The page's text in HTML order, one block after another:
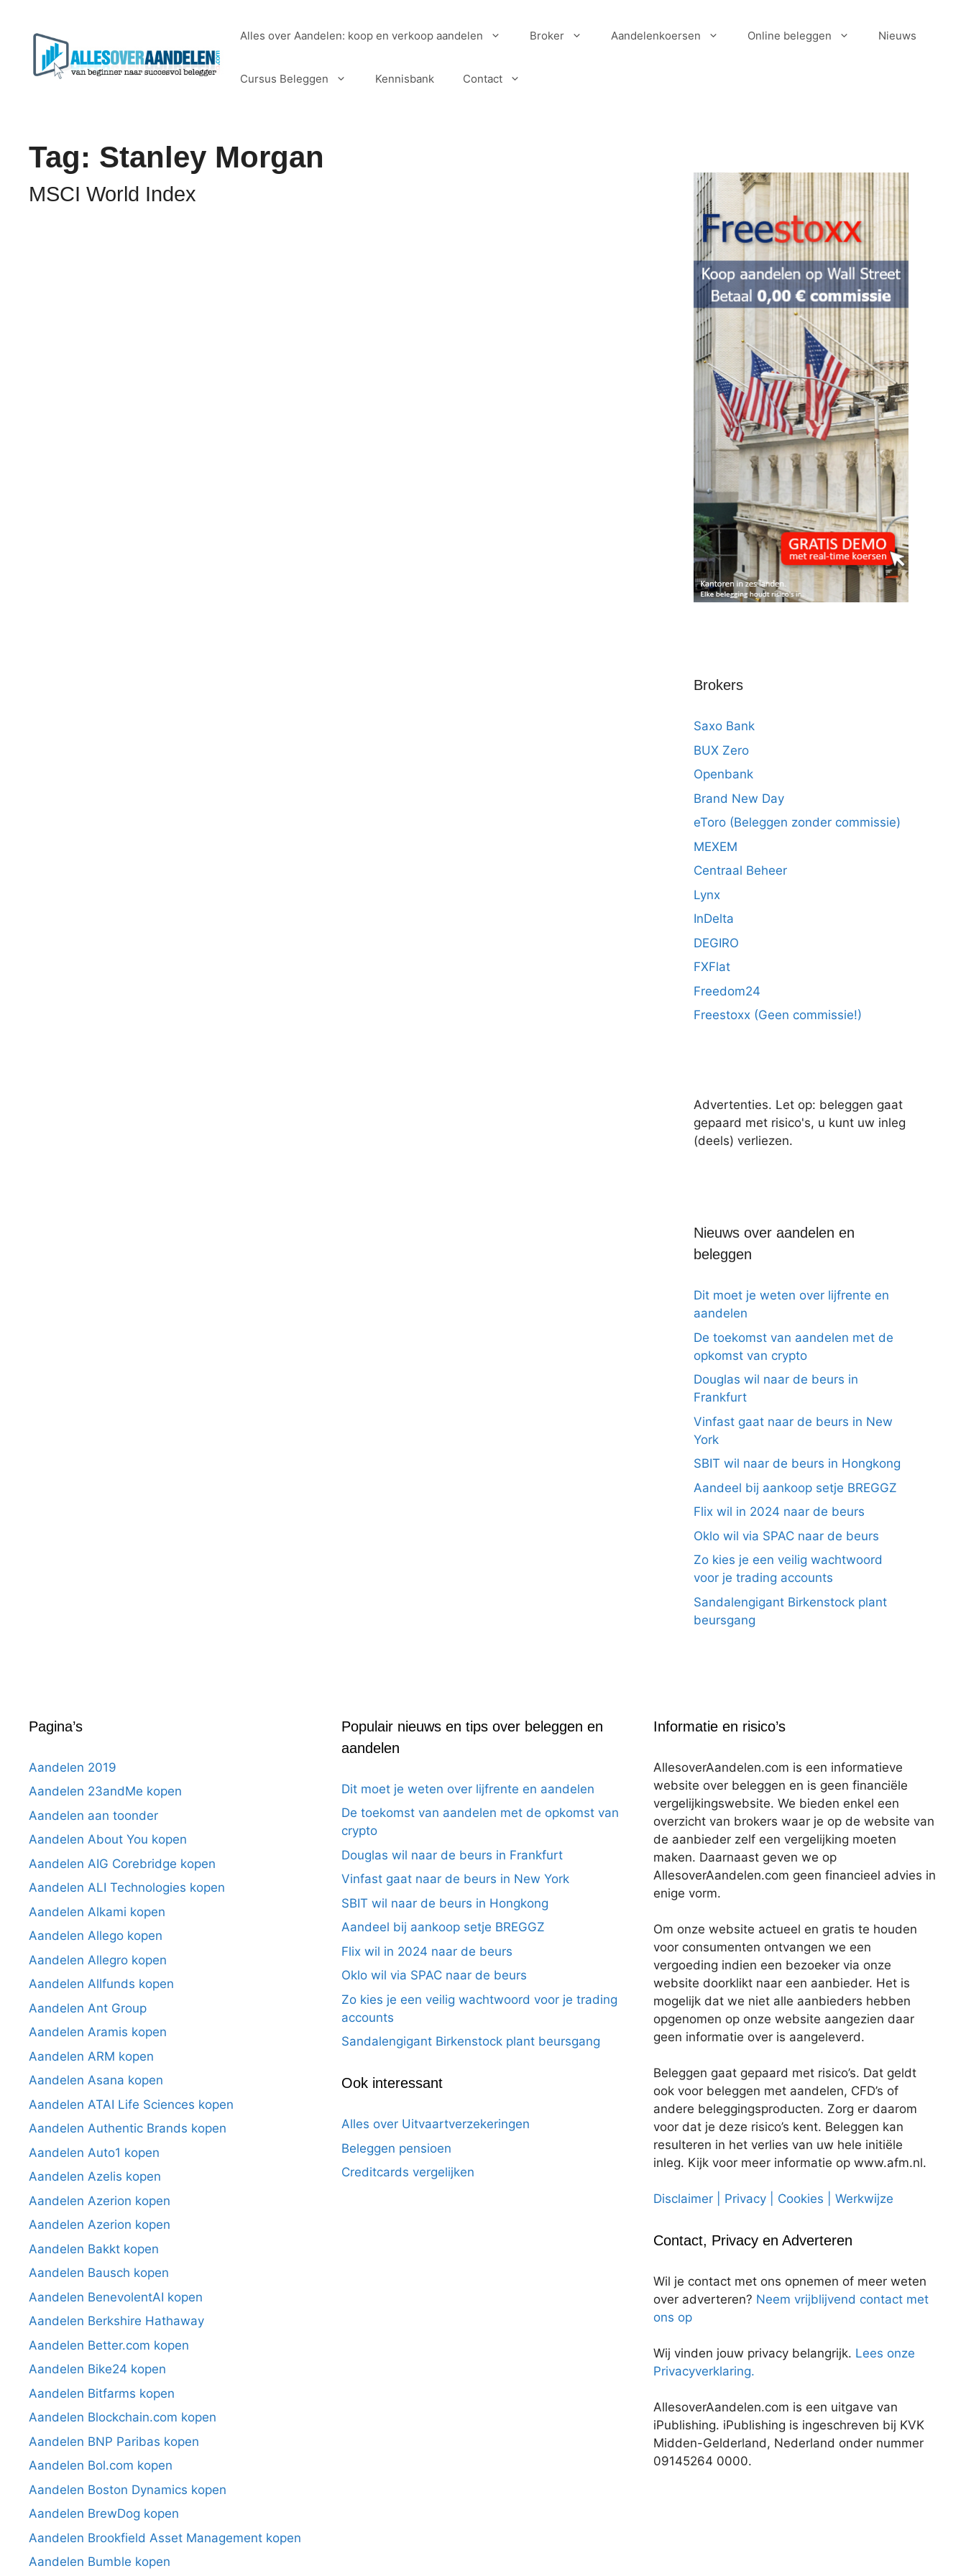
Alles over Aandelen: koop en verkoop aandelen Broker Aandelenkoersen Online beleggen Nieuws
Cursus Beleggen Kennisbank Contact
Tag: Stanley Morgan
MSCI World Index
Brokers
Saxo Bank
BUX Zero
Openbank
Brand New Day
eToro (Beleggen zonder commissie)
MEXEM
Centraal Beheer
Lynx
InDelta
DEGIRO
FXFlat
Freedom24
Freestoxx (Geen commissie!)
Advertenties. Let op: beleggen gaat
gepaard met risico's, u kunt uw inleg
(deels) verliezen.
Nieuws over aandelen en
beleggen
Dit moet je weten over lijfrente en
aandelen
De toekomst van aandelen met de
opkomst van crypto
Douglas wil naar de beurs in
Frankfurt
Vinfast gaat naar de beurs in New
York
SBIT wil naar de beurs in Hongkong
Aandeel bij aankoop setje BREGGZ
Flix wil in 2024 naar de beurs
Oklo wil via SPAC naar de beurs
Zo kies je een veilig wachtwoord
voor je trading accounts
Sandalengigant Birkenstock plant
beursgang
Pagina’s
Aandelen 2019
Aandelen 23andMe kopen
Aandelen aan toonder
Aandelen About You kopen
Aandelen AIG Corebridge kopen
Aandelen ALI Technologies kopen
Aandelen Alkami kopen
Aandelen Allego kopen
Aandelen Allegro kopen
Aandelen Allfunds kopen
Aandelen Ant Group
Aandelen Aramis kopen
Aandelen ARM kopen
Aandelen Asana kopen
Aandelen ATAI Life Sciences kopen
Aandelen Authentic Brands kopen
Aandelen Auto1 kopen
Aandelen Azelis kopen
Aandelen Azerion kopen
Aandelen Azerion kopen
Aandelen Bakkt kopen
Aandelen Bausch kopen
Aandelen BenevolentAI kopen
Aandelen Berkshire Hathaway
Aandelen Better.com kopen
Aandelen Bike24 kopen
Aandelen Bitfarms kopen
Aandelen Blockchain.com kopen
Aandelen BNP Paribas kopen
Aandelen Bol.com kopen
Aandelen Boston Dynamics kopen
Aandelen BrewDog kopen
Aandelen Brookfield Asset Management kopen
Aandelen Bumble kopen
Populair nieuws en tips over beleggen en
aandelen
Dit moet je weten over lijfrente en aandelen
De toekomst van aandelen met de opkomst van
crypto
Douglas wil naar de beurs in Frankfurt
Vinfast gaat naar de beurs in New York
SBIT wil naar de beurs in Hongkong
Aandeel bij aankoop setje BREGGZ
Flix wil in 2024 naar de beurs
Oklo wil via SPAC naar de beurs
Zo kies je een veilig wachtwoord voor je trading
accounts
Sandalengigant Birkenstock plant beursgang
Ook interessant
Alles over Uitvaartverzekeringen
Beleggen pensioen
Creditcards vergelijken
Informatie en risico’s
AllesoverAandelen.com is een informatieve
website over beleggen en is geen financiële
vergelijkingswebsite. We bieden enkel een
overzicht van brokers waar je op de website van
de aanbieder zelf een vergelijking moeten
maken. Daarnaast geven we op
AllesoverAandelen.com geen financieel advies in
enige vorm.
Om onze website actueel en gratis te houden
voor consumenten ontvangen we een
vergoeding indien een bezoeker via onze
website doorklikt naar een aanbieder. Het is
mogelijk dat we niet alle aanbieders hebben
opgenomen op onze website aangezien daar
geen informatie over is aangeleverd.
Beleggen gaat gepaard met risico’s. Dat geldt
ook voor beleggen met aandelen, CFD’s of
andere beleggingsproducten. Zorg er daarom
voor dat je deze risico’s kent. Beleggen kan
resulteren in het verlies van uw hele initiële
inleg. Kijk voor meer informatie op www.afm.nl.
Disclaimer | Privacy | Cookies | Werkwijze
Contact, Privacy en Adverteren
Wil je contact met ons opnemen of meer weten
over adverteren? Neem vrijblijvend contact met
ons op
Wij vinden jouw privacy belangrijk. Lees onze
Privacyverklaring.
AllesoverAandelen.com is een uitgave van
iPublishing. iPublishing is ingeschreven bij KVK
Midden-Gelderland, Nederland onder nummer
09145264 0000.